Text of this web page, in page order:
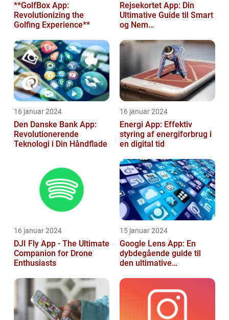
**GolfBox App:
Revolutionizing the
Golfing Experience**
Rejsekortet App: Din
Ultimative Guide til Smart
og Nem
16 januar 2024
Den Danske Bank App:
Revolutionerende
Teknologi i Din Håndflade
16 januar 2024
Energi App: Effektiv
styring af energiforbrug i
en digital tid
16 januar 2024
DJI Fly App - The Ultimate
Companion for Drone
Enthusiasts
15 januar 2024
Google Lens App: En
dybdegående guide til
den ultimative